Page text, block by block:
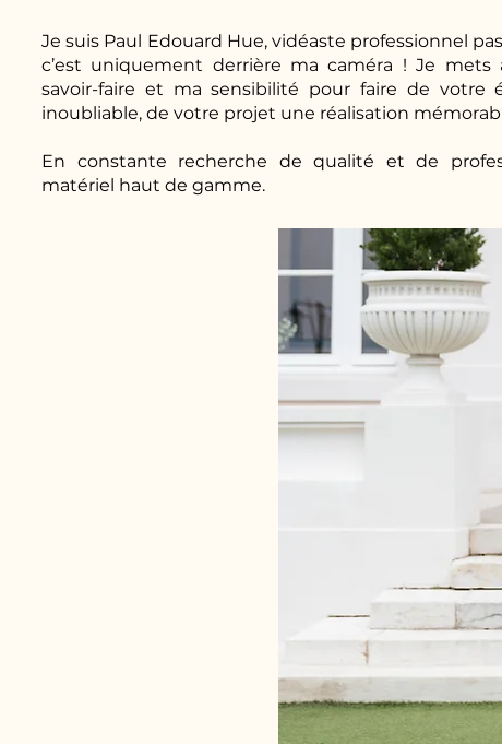
Je suis Paul Edouard Hue, vidéaste professionnel
c’est uniquement derrière ma caméra ! Je
savoir-faire et ma sensibilité pour faire de votre
inoubliable, de votre projet une réalisation
En constante recherche de qualité et de
matériel haut de gamme.